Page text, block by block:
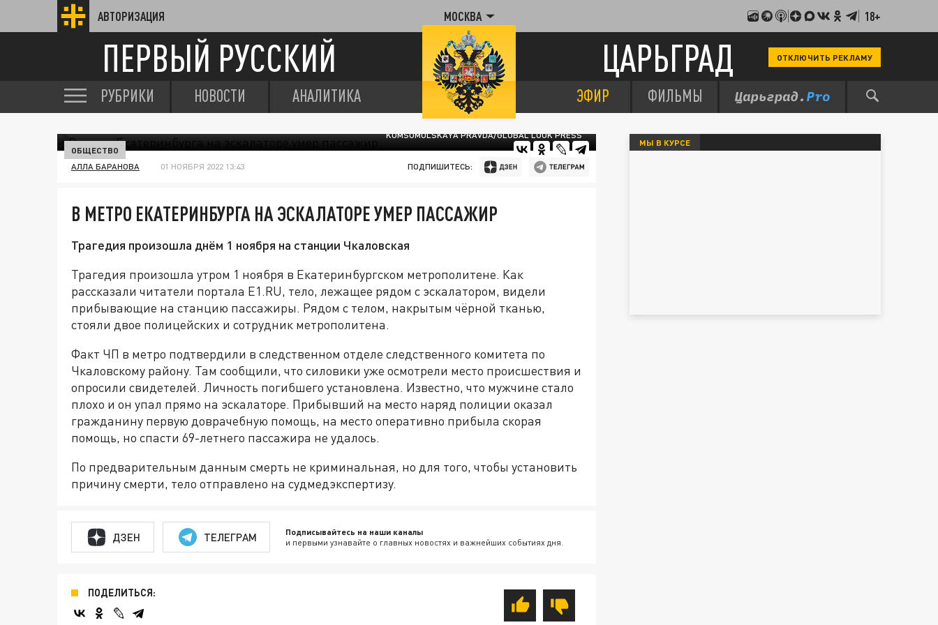
АВТОРИЗАЦИЯ МОСКВА 18+
ПЕРВЫЙ РУССКИЙ ЦАРЬГРАД ОТКЛЮЧИТЬ РЕКЛАМУ
РУБРИКИ НОВОСТИ АНАЛИТИКА ЭФИР ФИЛЬМЫ
KOMSOMOLSKAYA PRAVDA/GLOBAL LOOK PRESS
ОБЩЕСТВО
АЛЛА БАРАНОВА 01 НОЯБРЯ 2022 13:43 ПОДПИШИТЕСЬ:
В МЕТРО ЕКАТЕРИНБУРГА НА ЭСКАЛАТОРЕ УМЕР ПАССАЖИР
Трагедия произошла днём 1 ноября на станции Чкаловская
Трагедия произошла утром 1 ноября в Екатеринбургском метрополитене. Как
рассказали читатели портала E1.RU, тело, лежащее рядом с эскалатором, видели
прибывающие на станцию пассажиры. Рядом с телом, накрытым чёрной тканью,
стояли двое полицейских и сотрудник метрополитена.
Факт ЧП в метро подтвердили в следственном отделе следственного комитета по
Чкаловскому району. Там сообщили, что силовики уже осмотрели место происшествия и
опросили свидетелей. Личность погибшего установлена. Известно, что мужчине стало
плохо и он упал прямо на эскалаторе. Прибывший на место наряд полиции оказал
гражданину первую доврачебную помощь, на место оперативно прибыла скорая
помощь, но спасти 69-летнего пассажира не удалось.
По предварительным данным смерть не криминальная, но для того, чтобы установить
причину смерти, тело отправлено на судмедэкспертизу.
ДЗЕН ТЕЛЕГРАМ Подписывайтесь на наши каналы
и первыми узнавайте о главных новостях и важнейших событиях дня.
ПОДЕЛИТЬСЯ:
МЫ В КУРСЕ